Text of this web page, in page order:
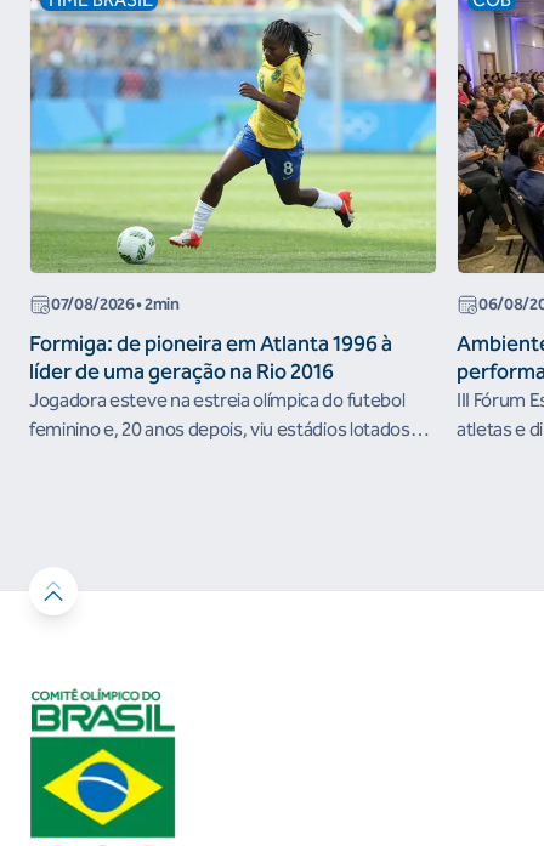
07/08/2026• 2min
Formiga: de pioneira em Atlanta 1996 à
líder de uma geração na Rio 2016
Jogadora esteve na estreia olímpica do futebol
feminino e, 20 anos depois, viu estádios lotados
06/08/
III Fórum
atletas e